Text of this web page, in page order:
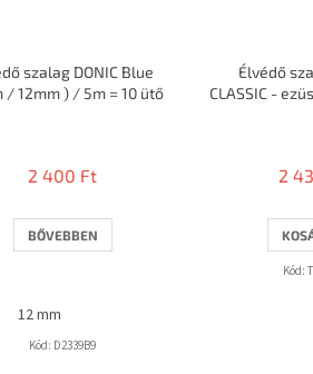
szalag DONIC Blue
/ 12mm ) / 5m = 10 ütő
2 400 Ft
BŐVEBBEN
12 mm
Kód: D2339B9
Élvédő
CLASSIC -
2
Kód: